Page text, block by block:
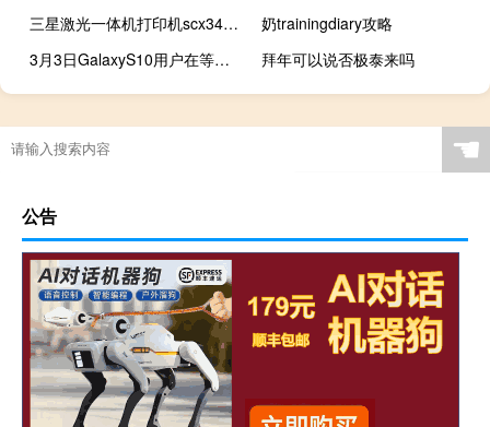
三星激光一体机打印机scx3401（三星激光一体机）
奶trainingdiary攻略
3月3日GalaxyS10用户在等待三个月后即可获得最新版本的Android
拜年可以说否极泰来吗
☚
公告